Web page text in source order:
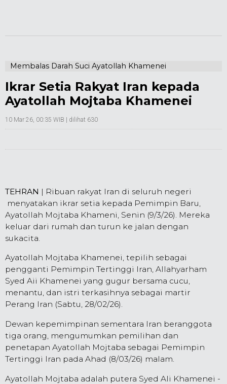
Membalas Darah Suci Ayatollah Khamenei
Ikrar Setia Rakyat Iran kepada
Ayatollah Mojtaba Khamenei
10 Mar 26, 00:35 WIB | dilihat 630
TEHRAN | Ribuan rakyat Iran di seluruh negeri
menyatakan ikrar setia kepada Pemimpin Baru,
Ayatollah Mojtaba Khameni, Senin (9/3/26). Mereka
keluar dari rumah dan turun ke jalan dengan
sukacita.
Ayatollah Mojtaba Khamenei, tepilih sebagai
pengganti Pemimpin Tertinggi Iran, Allahyarham
Syed Aii Khamenei yang gugur bersama cucu,
menantu, dan istri terkasihnya sebagai martir
Perang Iran (Sabtu, 28/02/26).
Dewan kepemimpinan sementara Iran beranggota
tiga orang, mengumumkan pemilihan dan
penetapan Ayatollah Mojtaba sebagai Pemimpin
Tertinggi Iran pada Ahad (8/03/26) malam.
Ayatollah Mojtaba adalah putera Syed Ali Khamenei -